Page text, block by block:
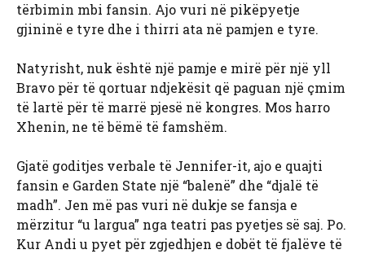
tërbimin mbi fansin. Ajo vuri në pikëpyetje
gjininë e tyre dhe i thirri ata në pamjen e tyre.
Natyrisht, nuk është një pamje e mirë për një yll
Bravo për të qortuar ndjekësit që paguan një çmim
të lartë për të marrë pjesë në kongres. Mos harro
Xhenin, ne të bëmë të famshëm.
Gjatë goditjes verbale të Jennifer-it, ajo e quajti
fansin e Garden State një “balenë” dhe “djalë të
madh”. Jen më pas vuri në dukje se fansja e
mërzitur “u largua” nga teatri pas pyetjes së saj. Po.
Kur Andi u pyet për zgjedhjen e dobët të fjalëve të